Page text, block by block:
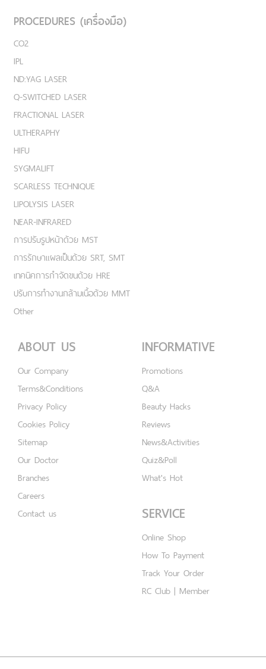
PROCEDURES (เครื่องมือ)
CO2
IPL
ND:YAG LASER
Q-SWITCHED LASER
FRACTIONAL LASER
ULTHERAPHY
HIFU
SYGMALIFT
SCARLESS TECHNIQUE
LIPOLYSIS LASER
NEAR-INFRARED
การปรับรูปหน้าด้วย MST
การรักษาแผลเป็นด้วย SRT, SMT
เทคนิคการกำจัดขนด้วย HRE
ปรับการทำงานกล้ามเนื้อด้วย MMT
Other
ABOUT US
Our Company
Terms&Conditions
Privacy Policy
Cookies Policy
Sitemap
Our Doctor
Branches
Careers
Contact us
INFORMATIVE
Promotions
Q&A
Beauty Hacks
Reviews
News&Activities
Quiz&Poll
What's Hot
SERVICE
Online Shop
How To Payment
Track Your Order
RC Club | Member